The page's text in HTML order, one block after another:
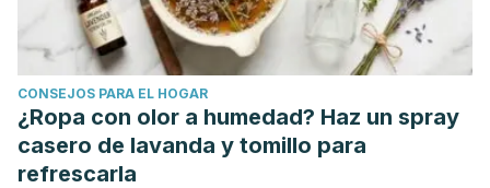
Freud, S., (1912). Dinámica de la transferencia. Obras
Completas. Volumen XIII. Amorrortu editores. Buenos Aires.
Freud, S., (1914) Recordar, repetir, reelaborar. (Nuevos
consejos sobre la técnica psicoanalítica II). Obras
Completas. Volumen XIII. Amorrortu editores.Buenos Aires.
Freud, S., (1914) Puntualizaciones sobre el amor de
CONSEJOS PARA EL HOGAR
¿Ropa con olor a humedad? Haz un spray
casero de lavanda y tomillo para
refrescarla